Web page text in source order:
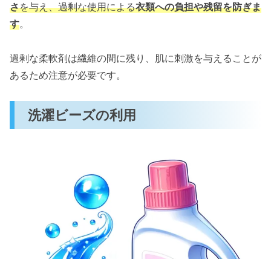
さを与え、過剰な使用による衣類への負担や残留を防ぎま
す。
過剰な柔軟剤は繊維の間に残り、肌に刺激を与えることが
あるため注意が必要です。
洗濯ビーズの利用